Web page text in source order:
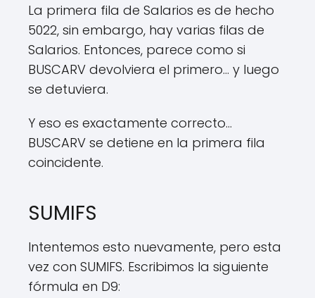
La primera fila de Salarios es de hecho
5022, sin embargo, hay varias filas de
Salarios. Entonces, parece como si
BUSCARV devolviera el primero… y luego
se detuviera.
Y eso es exactamente correcto…
BUSCARV se detiene en la primera fila
coincidente.
SUMIFS
Intentemos esto nuevamente, pero esta
vez con SUMIFS. Escribimos la siguiente
fórmula en D9: